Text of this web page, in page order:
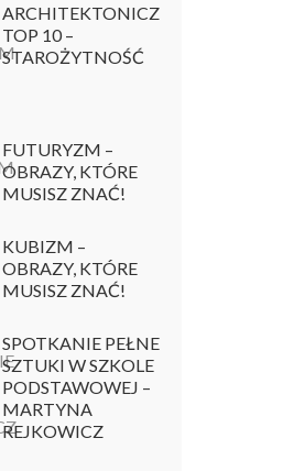
ARCHITEKTONICZNY
TOP 10 –
STAROŻYTNOŚĆ
FUTURYZM –
OBRAZY, KTÓRE
MUSISZ ZNAĆ!
KUBIZM –
OBRAZY, KTÓRE
MUSISZ ZNAĆ!
SPOTKANIE PEŁNE
SZTUKI W SZKOLE
PODSTAWOWEJ –
MARTYNA
REJKOWICZ